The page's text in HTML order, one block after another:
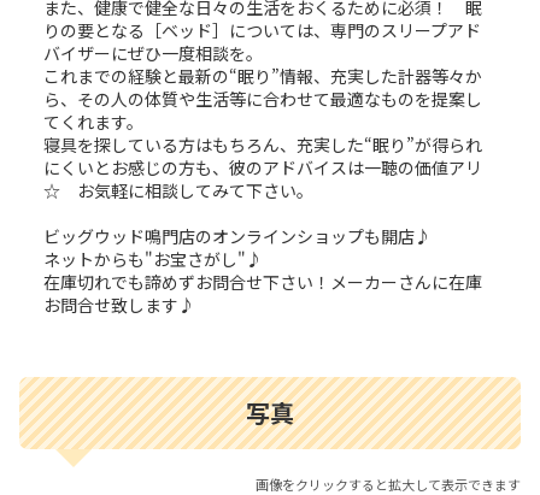
また、健康で健全な日々の生活をおくるために必須！ 眠
りの要となる［ベッド］については、専門のスリープアド
バイザーにぜひ一度相談を。
これまでの経験と最新の“眠り”情報、充実した計器等々か
ら、その人の体質や生活等に合わせて最適なものを提案し
てくれます。
寝具を探している方はもちろん、充実した“眠り”が得られ
にくいとお感じの方も、彼のアドバイスは一聴の価値アリ
☆ お気軽に相談してみて下さい。
ビッグウッド鳴門店のオンラインショップも開店♪
ネットからも"お宝さがし"♪
在庫切れでも諦めずお問合せ下さい！メーカーさんに在庫
お問合せ致します♪
写真
画像をクリックすると拡大して表示できます